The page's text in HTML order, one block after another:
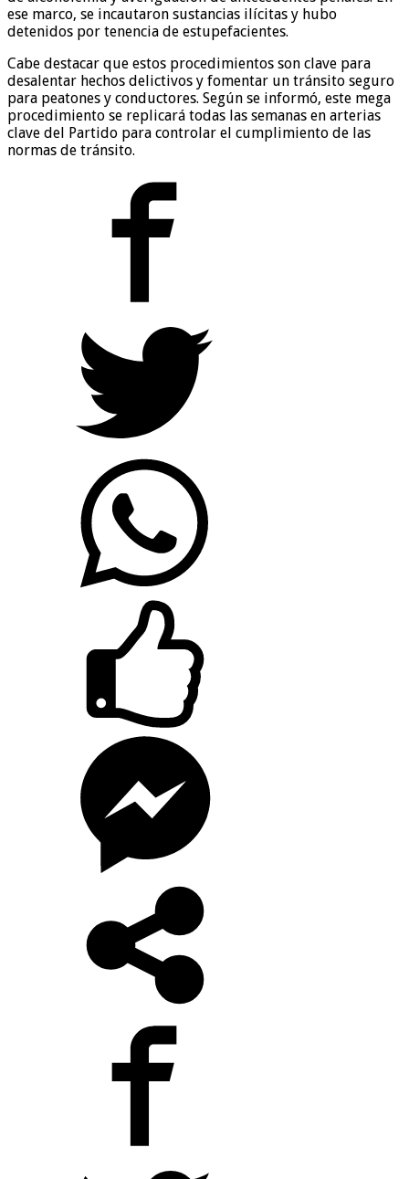
ese marco, se incautaron sustancias ilícitas y hubo
detenidos por tenencia de estupefacientes.
Cabe destacar que estos procedimientos son clave para
desalentar hechos delictivos y fomentar un tránsito seguro
para peatones y conductores. Según se informó, este mega
procedimiento se replicará todas las semanas en arterias
clave del Partido para controlar el cumplimiento de las
normas de tránsito.